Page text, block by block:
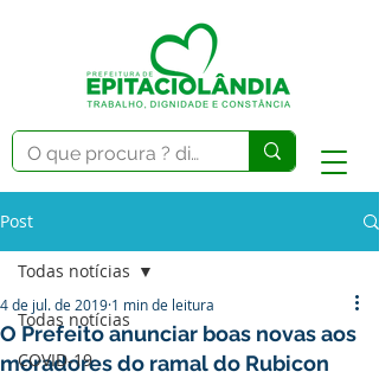
Post
Todas notícias
COVID-19
Todas notícias
O Prefeito anunciar boas novas aos
moradores do ramal do Rubicon
4 de jul. de 2019 1 min de leitura